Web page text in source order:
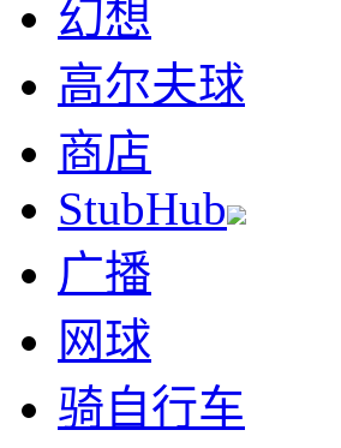
幻想
高尔夫球
商店
StubHub
广播
网球
骑自行车